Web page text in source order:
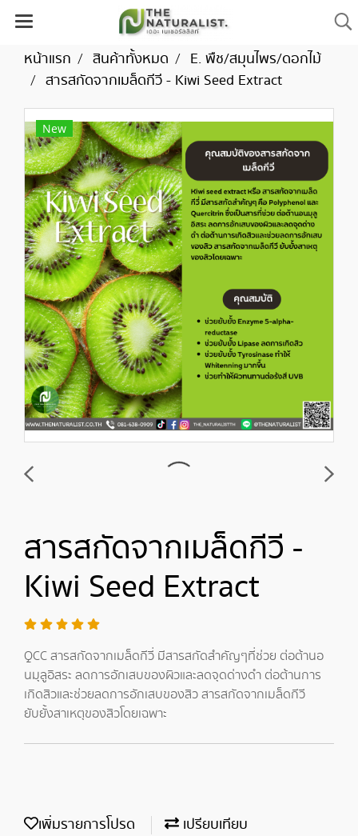
หน้าแรก สินค้าทั้งหมด
E. พืช/สมุนไพร/ดอกไม้
สารสกัดจากเมล็ดกีวี - Kiwi Seed Extract
New
สารสกัดจากเมล็ดกีวี -
Kiwi Seed Extract
QCC สารสกัดจากเมล็ดกีวี่ มีสารสกัดสำคัญๆที่ช่วย ต่อต้านอ
นมุลูอิสระ ลดการอักเสบของผิวและลดจุดด่างดำ ต่อต้านการ
เกิดสิวและช่วยลดการอักเสบของสิว สารสกัดจากเมล็ดกีวี
ยับยั้งสาเหตุของสิวโดยเฉพาะ
เพิ่มรายการโปรด เปรียบเทียบ